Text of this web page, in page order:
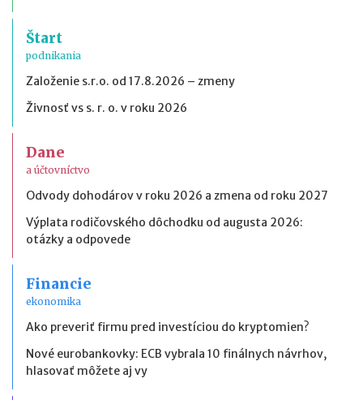
Štart
podnikania
Založenie s.r.o. od 17.8.2026 – zmeny
Živnosť vs s. r. o. v roku 2026
Dane
a účtovníctvo
Odvody dohodárov v roku 2026 a zmena od roku 2027
Výplata rodičovského dôchodku od augusta 2026:
otázky a odpovede
Financie
ekonomika
Ako preveriť firmu pred investíciou do kryptomien?
Nové eurobankovky: ECB vybrala 10 finálnych návrhov,
hlasovať môžete aj vy